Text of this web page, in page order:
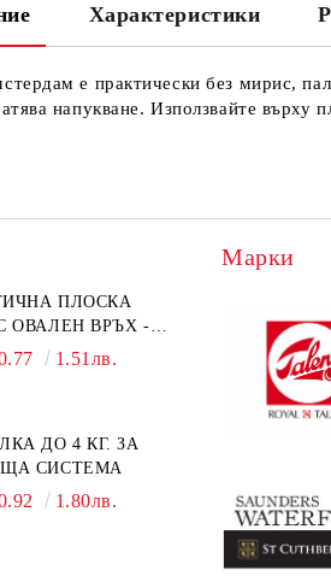
Характеристики
е практически без мирис,
напукване. Използвайте върху
ПЛОСКА
ОВАЛЕН ВРЪХ -
273 - №1/8
1.51лв.
ДО 4 КГ. ЗА
СИСТЕМА
1.80лв.
Марки